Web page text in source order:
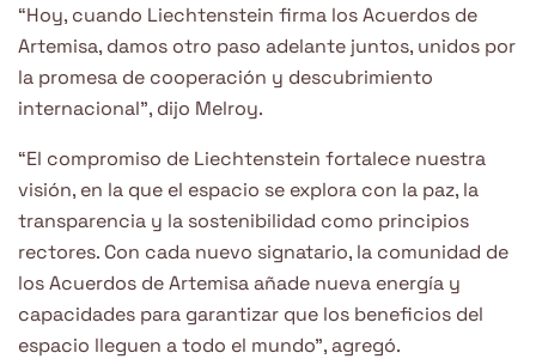
“Hoy, cuando Liechtenstein firma los Acuerdos de
Artemisa, damos otro paso adelante juntos, unidos por
la promesa de cooperación y descubrimiento
internacional”, dijo Melroy.
“El compromiso de Liechtenstein fortalece nuestra
visión, en la que el espacio se explora con la paz, la
transparencia y la sostenibilidad como principios
rectores. Con cada nuevo signatario, la comunidad de
los Acuerdos de Artemisa añade nueva energía y
capacidades para garantizar que los beneficios del
espacio lleguen a todo el mundo”, agregó.